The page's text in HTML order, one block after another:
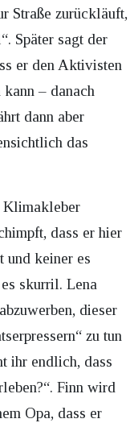
Straße zurückläuft,
Später sagt der
er den Aktivisten
– danach
dann aber
das
Klimakleber
dass er hier
und keiner es
skurril. Lena
dieser
zu tun
ihr endlich, dass
Finn wird
Opa, dass er